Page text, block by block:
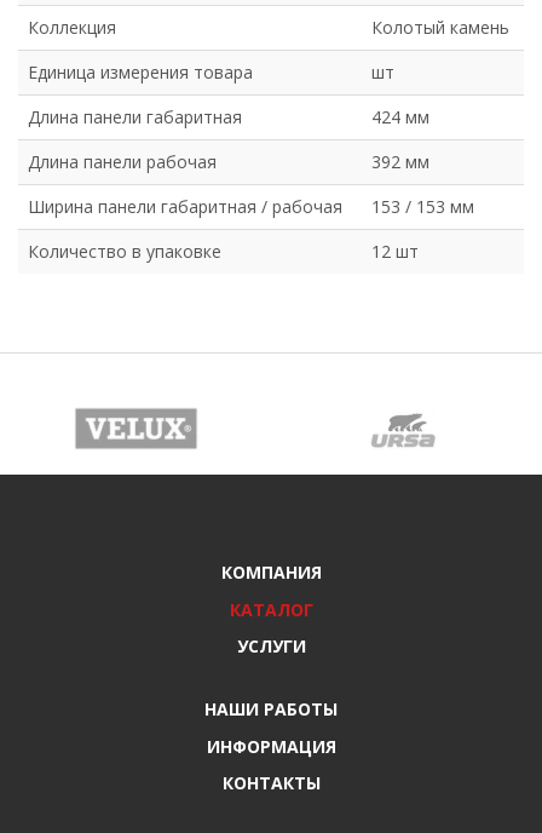
Коллекция
Колотый камень
Единица измерения товара
шт
Длина панели габаритная
424 мм
Длина панели рабочая
392 мм
Ширина панели габаритная / рабочая
153 / 153 мм
Количество в упаковке
12 шт
КОМПАНИЯ
КАТАЛОГ
УСЛУГИ
НАШИ РАБОТЫ
ИНФОРМАЦИЯ
КОНТАКТЫ